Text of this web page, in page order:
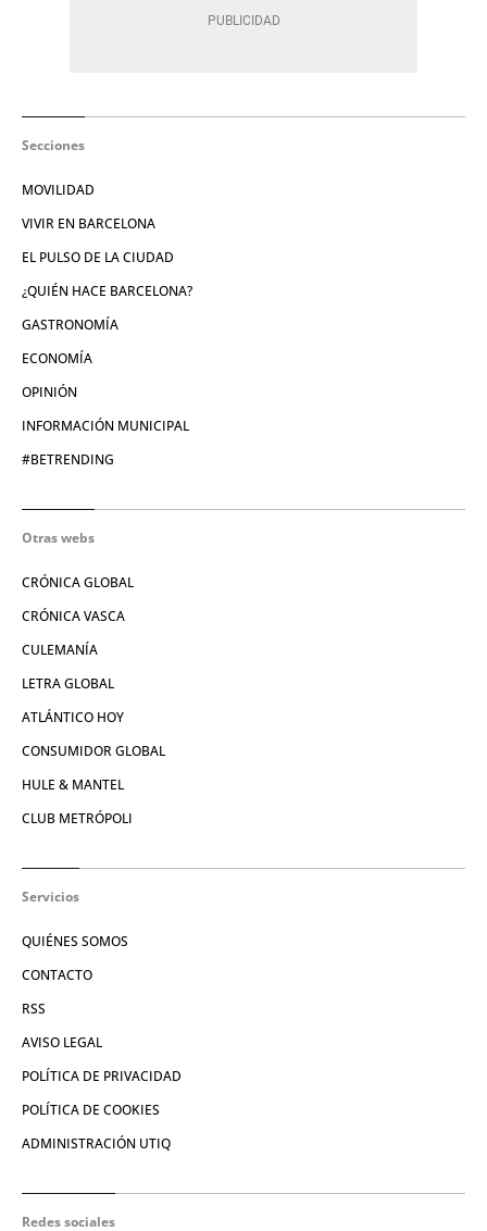
Secciones
MOVILIDAD
VIVIR EN BARCELONA
EL PULSO DE LA CIUDAD
¿QUIÉN HACE BARCELONA?
GASTRONOMÍA
ECONOMÍA
OPINIÓN
INFORMACIÓN MUNICIPAL
#BETRENDING
Otras webs
CRÓNICA GLOBAL
CRÓNICA VASCA
CULEMANÍA
LETRA GLOBAL
ATLÁNTICO HOY
CONSUMIDOR GLOBAL
HULE & MANTEL
CLUB METRÓPOLI
Servicios
QUIÉNES SOMOS
CONTACTO
RSS
AVISO LEGAL
POLÍTICA DE PRIVACIDAD
POLÍTICA DE COOKIES
ADMINISTRACIÓN UTIQ
Redes sociales